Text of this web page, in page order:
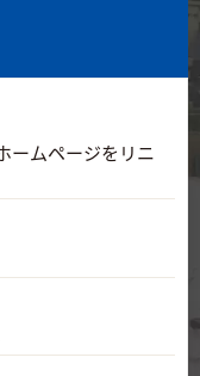
ームページをリニ